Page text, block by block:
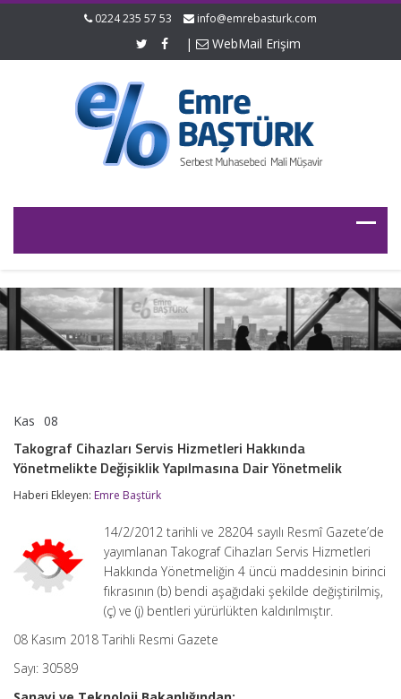
0224 235 57 53 info@emrebasturk.com
| WebMail Erişim
Kas 08
Servis
Hizmetleri
Hakkında
Yönetmelikte
Yapılmasına
Yönetmelik
Takograf Cihazları Servis Hizmetleri Hakkında
Yönetmelikte Değişiklik Yapılmasına Dair Yönetmelik
Haberi Ekleyen: Emre Baştürk
14/2/2012 tarihli ve 28204 sayılı Resmî Gazete’de
yayımlanan Takograf Cihazları Servis Hizmetleri
Hakkında Yönetmeliğin 4 üncü maddesinin birinci
fıkrasının (b) bendi aşağıdaki şekilde değiştirilmiş,
(ç) ve (j) bentleri yürürlükten kaldırılmıştır.
08 Kasım 2018 Tarihli Resmi Gazete
Sayı: 30589